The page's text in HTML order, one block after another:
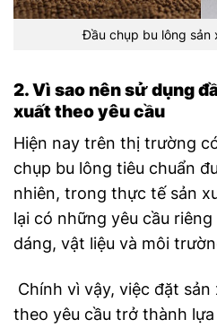
Đầu chụp bu lông sản
2. Vì sao nên sử dụng
xuất theo yêu cầu
Hiện nay trên thị trường
chụp bu lông tiêu chuẩn
nhiên, trong thực tế sản
lại có những yêu cầu
dáng, vật liệu và môi
Chính vì vậy, việc đặt
theo yêu cầu trở thành